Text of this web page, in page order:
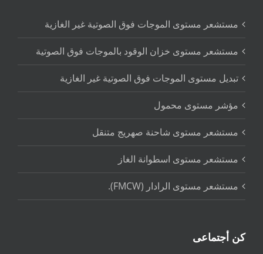
مستشعر مستوى الموجات فوق الصوتية غير الغازية
مستشعر مستوى خزان الوقود بالموجات فوق الصوتية
تبديل مستوى الموجات فوق الصوتية غير الغازية
مؤشر مستوى محمول
مستشعر مستوى شاحنة صهريج متنقل
مستشعر مستوى اسطوانة الغاز
مستشعر مستوى الرادار (FMCW).
كن أجتماعى